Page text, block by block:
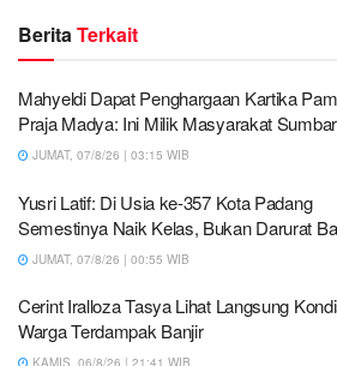
BeritaTerkait
Mahyeldi Dapat Penghargaan Kartika
Praja Madya: Ini Milik Masyarakat Sumbar
JUMAT, 07/8/26 | 03:15 WIB
Yusri Latif: Di Usia ke-357 Kota Padang
Semestinya Naik Kelas, Bukan Darurat
JUMAT, 07/8/26 | 00:55 WIB
Cerint Iralloza Tasya Lihat Langsung
Warga Terdampak Banjir
KAMIS, 06/8/26 | 21:41 WIB